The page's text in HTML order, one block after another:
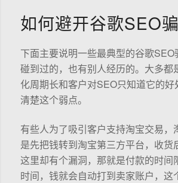
如何避开谷歌SEO
下面主要说明一些最典型的谷歌SEO
碰到过的，也有别人经历的。大多都
化周期长和客户对SEO只知道它的好
清楚这个弱点。
有些人为了吸引客户支持淘宝交易，
是先把钱转到淘宝第三方平台，收货
这里却有个漏洞，那就是付款的时间
时间，钱就会自动打到卖家账户，这